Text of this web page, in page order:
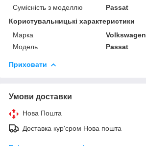
Сумісність з моделлю
Passat
Користувальницькі характеристики
Марка
Volkswagen
Модель
Passat
Приховати
Умови доставки
Нова Пошта
Доставка кур'єром Нова пошта